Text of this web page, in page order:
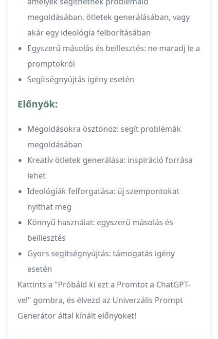
megoldásában, ötletek generálásában, vagy
akár egy ideológia felborításában
Egyszerű másolás és beillesztés: ne maradj le a
promptokról
Segítségnyújtás igény esetén
Előnyök:
Megoldásokra ösztönöz: segít problémák
megoldásában
Kreatív ötletek generálása: inspiráció forrása
lehet
Ideológiák felforgatása: új szempontokat
nyithat meg
Könnyű használat: egyszerű másolás és
beillesztés
Gyors segítségnyújtás: támogatás igény
esetén
Kattints a "Próbáld ki ezt a Promtot a ChatGPT-
vel" gombra, és élvezd az Univerzális Prompt
Generátor által kínált előnyöket!